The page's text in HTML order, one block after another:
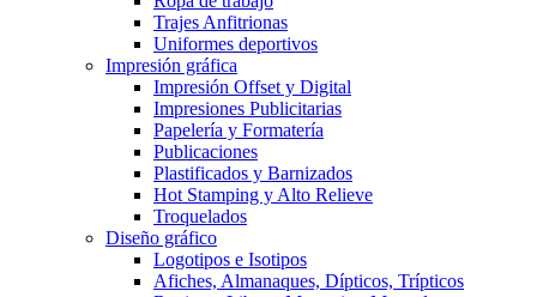
Trajes Anfitrionas
Uniformes deportivos
Impresión gráfica
Impresión Offset y Digital
Impresiones Publicitarias
Papelería y Formatería
Publicaciones
Plastificados y Barnizados
Hot Stamping y Alto Relieve
Troquelados
Diseño gráfico
Logotipos e Isotipos
Afiches, Almanaques, Dípticos, Trípticos